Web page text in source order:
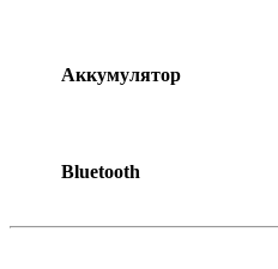
Аккумулятор
Bluetooth